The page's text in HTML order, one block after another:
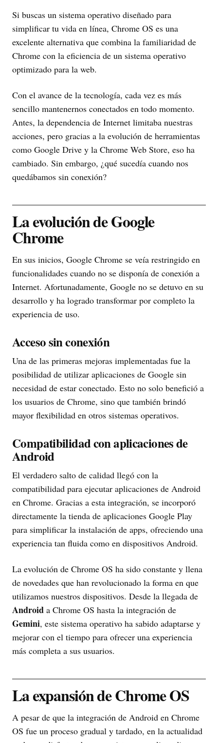
Si buscas un sistema operativo diseñado para
simplificar tu vida en línea, Chrome OS es una
excelente alternativa que combina la familiaridad de
Chrome con la eficiencia de un sistema operativo
optimizado para la web.
Con el avance de la tecnología, cada vez es más
sencillo mantenernos conectados en todo momento.
Antes, la dependencia de Internet limitaba nuestras
acciones, pero gracias a la evolución de herramientas
como Google Drive y la Chrome Web Store, eso ha
cambiado. Sin embargo, ¿qué sucedía cuando nos
quedábamos sin conexión?
La evolución de Google
Chrome
En sus inicios, Google Chrome se veía restringido en
funcionalidades cuando no se disponía de conexión a
Internet. Afortunadamente, Google no se detuvo en su
desarrollo y ha logrado transformar por completo la
experiencia de uso.
Acceso sin conexión
Una de las primeras mejoras implementadas fue la
posibilidad de utilizar aplicaciones de Google sin
necesidad de estar conectado. Esto no solo benefició a
los usuarios de Chrome, sino que también brindó
mayor flexibilidad en otros sistemas operativos.
Compatibilidad con aplicaciones de
Android
El verdadero salto de calidad llegó con la
compatibilidad para ejecutar aplicaciones de Android
en Chrome. Gracias a esta integración, se incorporó
directamente la tienda de aplicaciones Google Play
para simplificar la instalación de apps, ofreciendo una
experiencia tan fluida como en dispositivos Android.
La evolución de Chrome OS ha sido constante y llena
de novedades que han revolucionado la forma en que
utilizamos nuestros dispositivos. Desde la llegada de
Android a Chrome OS hasta la integración de
Gemini, este sistema operativo ha sabido adaptarse y
mejorar con el tiempo para ofrecer una experiencia
más completa a sus usuarios.
La expansión de Chrome OS
A pesar de que la integración de Android en Chrome
OS fue un proceso gradual y tardado, en la actualidad